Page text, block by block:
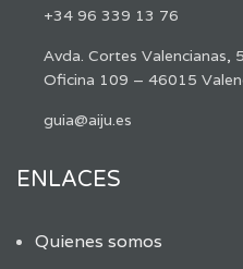
+34 96 339 13 76
Avda. Cortes Valencianas,
Oficina 109 – 46015
guia@aiju.es
ENLACES
Quienes somos